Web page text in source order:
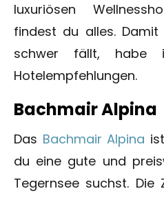
luxuriösen
findest du alles.
schwer fällt,
Hotelempfehlungen.
Bachmair Alpina
Das Bachmair Alpina
du eine gute und
Tegernsee suchst.